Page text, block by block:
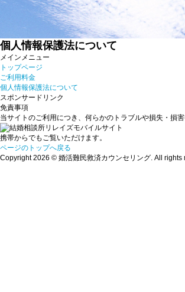
個人情報保護法について
メインメニュー
トップページ
ご利用料金
個人情報保護法について
スポンサードリンク
免責事項
当サイトのご利用につき、何らかのトラブルや損失・損
携帯からでもご覧いただけます。
ページのトップへ戻る
Copyright 2026 © 婚活難民救済カウンセリング. All rights